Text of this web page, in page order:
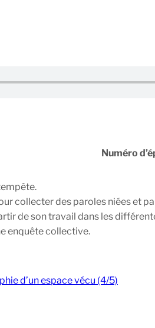
Numéro
collecter des paroles niées et
de son travail dans les
enquête collective.
d’un espace vécu (4/5)